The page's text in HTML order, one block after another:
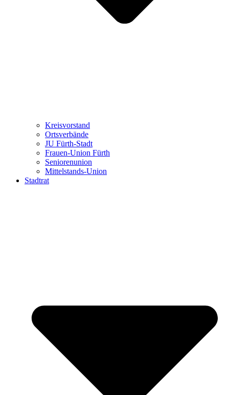
Kreisvorstand
Ortsverbände
JU Fürth-Stadt
Frauen-Union Fürth
Seniorenunion
Mittelstands-Union
Stadtrat